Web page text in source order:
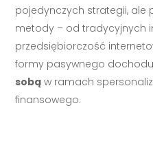
pojedynczych strategii, ale
metody – od tradycyjnych
przedsiębiorczość
formy pasywnego
sobą w ramach
finansowego.